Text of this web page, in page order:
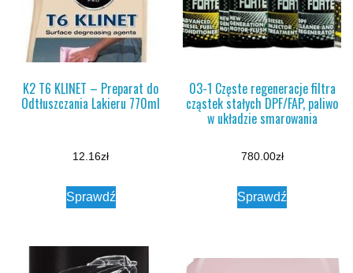
K2 T6 KLINET – Preparat do
Odtłuszczania Lakieru 770ml
12.16zł
Sprawdź
03-1 Częste regeneracje filtra
cząstek stałych DPF/FAP, paliwo
w układzie smarowania
780.00zł
Sprawdź